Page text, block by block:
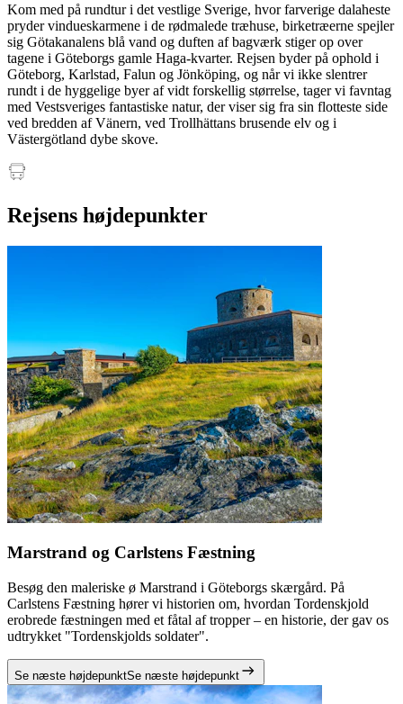
Kom med på rundtur i det vestlige Sverige, hvor farverige dalaheste
pryder vindueskarmene i de rødmalede træhuse, birketræerne spejler
sig Götakanalens blå vand og duften af bagværk stiger op over
tagene i Göteborgs gamle Haga-kvarter. Rejsen byder på ophold i
Göteborg, Karlstad, Falun og Jönköping, og når vi ikke slentrer
rundt i de hyggelige byer af vidt forskellig størrelse, tager vi favntag
med Vestsveriges fantastiske natur, der viser sig fra sin flotteste side
ved bredden af Vänern, ved Trollhättans brusende elv og i
Västergötland dybe skove.
Rejsens højdepunkter
Marstrand og Carlstens Fæstning
Besøg den maleriske ø Marstrand i Göteborgs skærgård. På
Carlstens Fæstning hører vi historien om, hvordan Tordenskjold
erobrede fæstningen med et fåtal af tropper – en historie, der gav os
udtrykket "Tordenskjolds soldater".
Se næste højdepunktSe næste højdepunkt